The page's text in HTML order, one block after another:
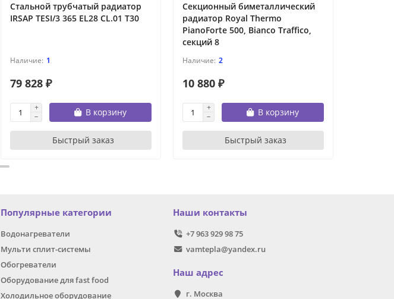
Стальной трубчатый радиатор
IRSAP TESI/3 365 EL28 CL.01 T30
1
79 828 ₽
В корзину
Быстрый заказ
Секционный биметаллический
радиатор Royal Thermo
PianoForte 500, Bianco Traffico,
секций 8
2
10 880 ₽
В корзину
Быстрый заказ
Популярные категории
Водонагреватели
Мульти сплит-системы
Обогреватели
Оборудование для fast food
Холодильное оборудование
Наши контакты
+7 963 929 98 75
vamtepla@yandex.ru
Наш адрес
г. Москва